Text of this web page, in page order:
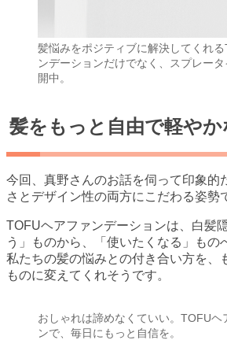
髪悩みをポジティブに解決してくれ
ンデーションだけでなく、スプレー
開中。
髪をもっと自由で軽や
今回、真野さんのお話を伺って印象的
さとデザイン性の両方にこだわる姿勢
TOFUヘアファンデーションは、白髪
う」ものから、「使いたくなる」もの
私たちの髪の悩みとの付き合い方を、
ものに変えてくれそうです。
おしゃれは諦めなくていい。TOFUヘ
ンで、毎日にもっと自信を。